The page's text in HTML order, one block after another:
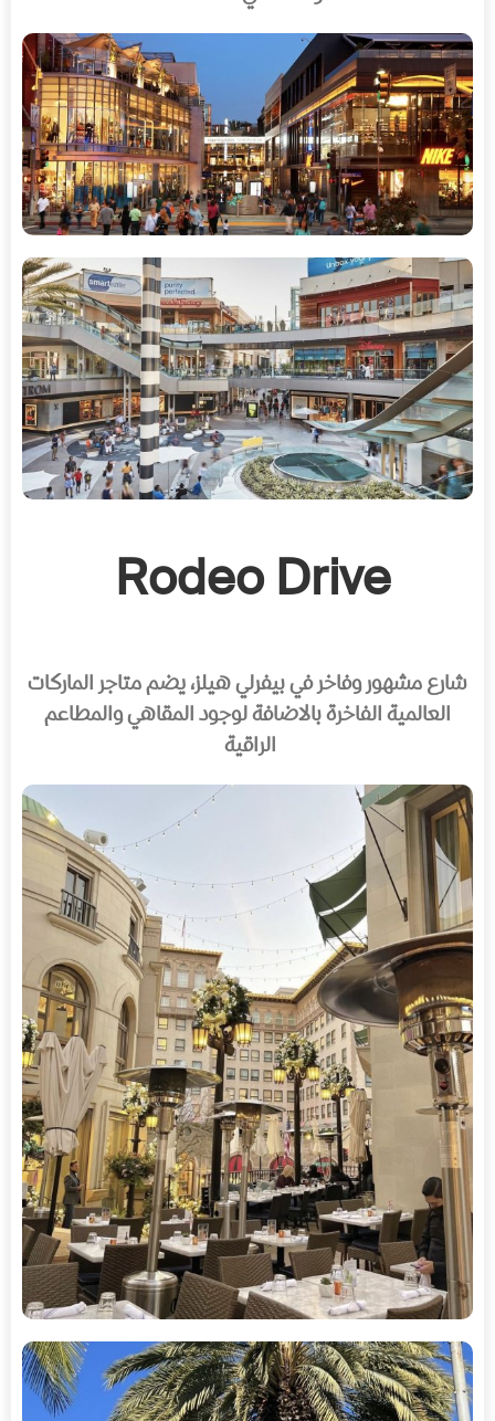
Rodeo Drive
شارع مشهور وفاخر في بيفرلي هيلز، يضم متاجر الماركات
العالمية الفاخرة بالاضافة لوجود المقاهي والمطاعم
الراقية